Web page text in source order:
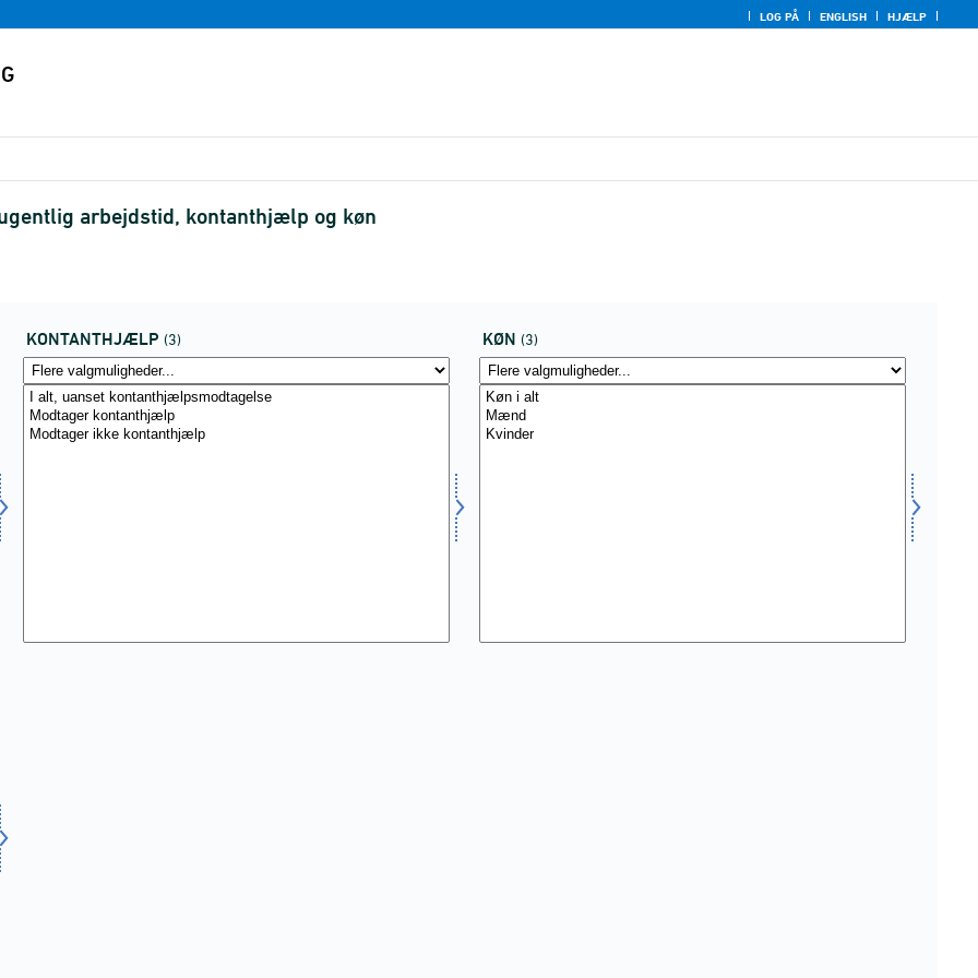
LOG PÅ ENGLISH HJÆLP
arbejdstid, kontanthjælp og køn
KONTANTHJÆLP (3) KØN (3)